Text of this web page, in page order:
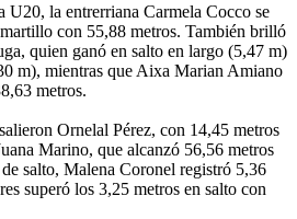
U20, la entrerriana Carmela Cocco se
con 55,88 metros. También brilló
quien ganó en salto en largo (5,47 m)
m), mientras que Aixa Marian Amiano
metros.
Ornelal Pérez, con 14,45 metros
Marino, que alcanzó 56,56 metros
salto, Malena Coronel registró 5,36
superó los 3,25 metros en salto con